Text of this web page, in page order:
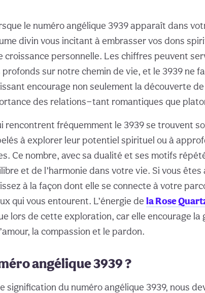
le numéro angélique 3939 apparaît dans
divin vous incitant à embrasser vos dons
croissance personnelle. Les chiffres peuvent
sur notre chemin de vie, et le 3939 ne
encourage non seulement la découverte
des relations—tant romantiques que
rencontrent fréquemment le 3939 se trouvent
à explorer leur potentiel spirituel ou à
Ce nombre, avec sa dualité et ses motifs
et de l’harmonie dans votre vie. Si vous
à la façon dont elle se connecte à votre
qui vous entourent. L’énergie de la Rose
lors de cette exploration, car elle encourage la
la compassion et le pardon.
angélique 3939 ?
signification du numéro angélique 3939, nous